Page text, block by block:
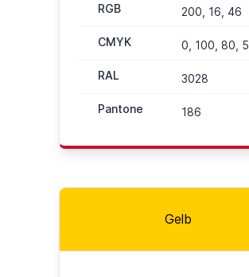
RGB 200, 16, 46
CMYK 0, 100, 80, 5
RAL 3028
Pantone 186
Gelb